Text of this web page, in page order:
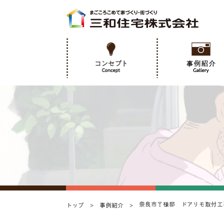
トップ 事例紹介 奈良市Ｙ様邸 ドアリモ取付